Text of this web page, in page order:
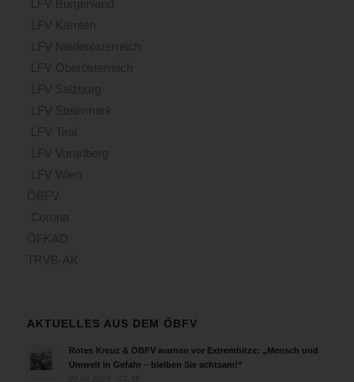
AKTUELLES AUS DEM ÖBFV
Rotes Kreuz & ÖBFV warnen vor Extremhitze: „Mensch und
Umwelt in Gefahr – bleiben Sie achtsam!“